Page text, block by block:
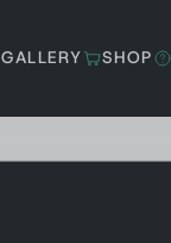
GALLERY SHOP